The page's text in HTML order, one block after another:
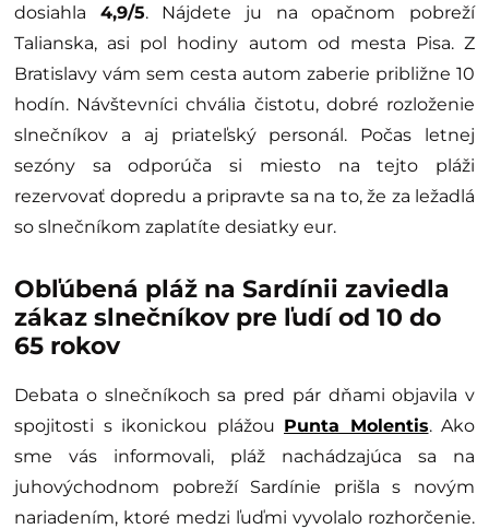
dosiahla 4,9/5. Nájdete ju na opačnom pobreží
Talianska, asi pol hodiny autom od mesta Pisa. Z
Bratislavy vám sem cesta autom zaberie približne 10
hodín. Návštevníci chvália čistotu, dobré rozloženie
slnečníkov a aj priateľský personál. Počas letnej
sezóny sa odporúča si miesto na tejto pláži
rezervovať dopredu a pripravte sa na to, že za ležadlá
so slnečníkom zaplatíte desiatky eur.
Obľúbená pláž na Sardínii zaviedla
zákaz slnečníkov pre ľudí od 10 do
65 rokov
Debata o slnečníkoch sa pred pár dňami objavila v
spojitosti s ikonickou plážou Punta Molentis. Ako
sme vás informovali, pláž nachádzajúca sa na
juhovýchodnom pobreží Sardínie prišla s novým
nariadením, ktoré medzi ľuďmi vyvolalo rozhorčenie.